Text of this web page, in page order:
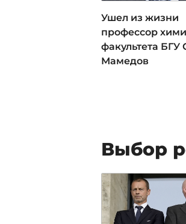
Ушел из жизни
профессор
факультета БГУ
Мамедов
Выбор